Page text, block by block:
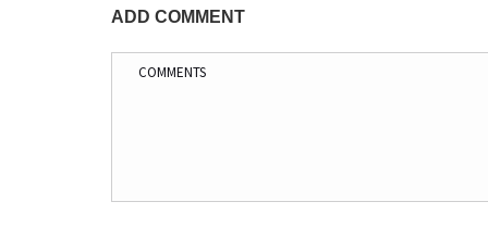
ADD COMMENT